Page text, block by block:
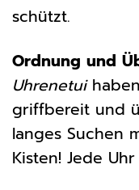
schützt.
Ordnung und
Uhrenetui
griffbereit und
langes Suchen
Kisten! Jede